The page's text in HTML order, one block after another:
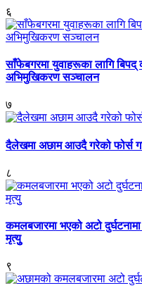
६
साँफेबगरमा युवाहरूका लागि बिपद्
अभिमुखिकरण सञ्चालन
७
दैलेखमा अछाम आउदै गरेको फोर्स
८
कमलबजारमा भएको अटो
मृत्युु
९